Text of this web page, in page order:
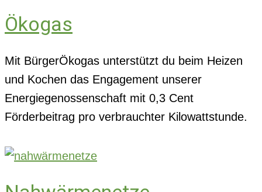
Ökogas
Mit BürgerÖkogas unterstützt du beim Heizen
und Kochen das Engagement unserer
Energiegenossenschaft mit 0,3 Cent
Förderbeitrag pro verbrauchter Kilowattstunde.